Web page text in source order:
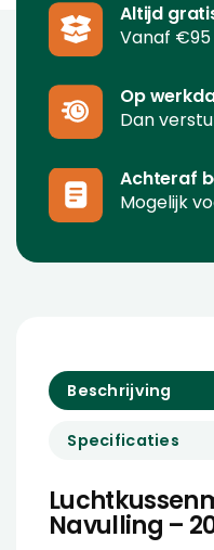
Altijd
Vanaf
Op
Dan
Achteraf
Mogelijk
Beschrijving
Specificaties
Navulling –